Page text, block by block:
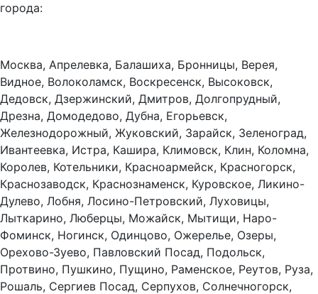
города:
Москва, Апрелевка, Балашиха, Бронницы, Верея,
Видное, Волоколамск, Воскресенск, Высоковск,
Дедовск, Дзержинский, Дмитров, Долгопрудный,
Дрезна, Домодедово, Дубна, Егорьевск,
Железнодорожный, Жуковский, Зарайск, Зеленоград,
Ивантеевка, Истра, Кашира, Климовск, Клин, Коломна,
Королев, Котельники, Красноармейск, Красногорск,
Краснозаводск, Краснознаменск, Куровское, Ликино-
Дулево, Лобня, Лосино-Петровский, Луховицы,
Лыткарино, Люберцы, Можайск, Мытищи, Наро-
Фоминск, Ногинск, Одинцово, Ожерелье, Озеры,
Орехово-Зуево, Павловский Посад, Подольск,
Протвино, Пушкино, Пущино, Раменское, Реутов, Руза,
Рошаль, Сергиев Посад, Серпухов, Солнечногорск,